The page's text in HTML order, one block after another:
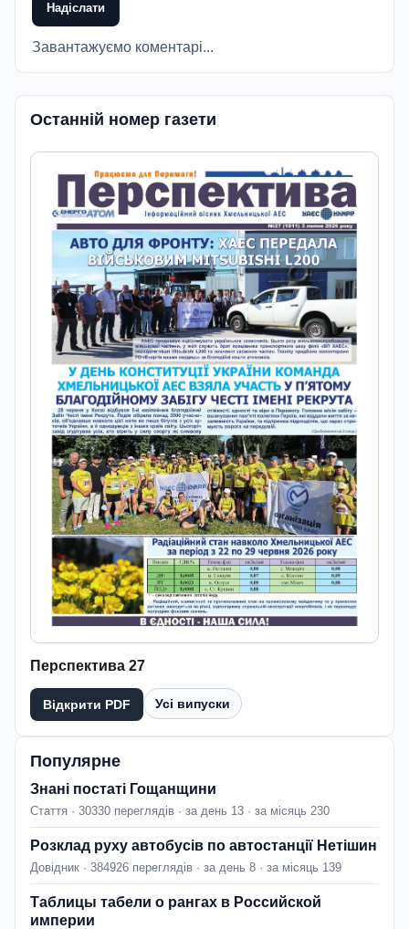
Надіслати
Завантажуємо коментарі...
Останній номер газети
Перспектива 27
Відкрити PDF Усі випуски
Популярне
Знані постаті Гощанщини
Стаття · 30330 переглядів · за день 13 · за місяць 230
Розклад руху автобусів по автостанції Нетішин
Довідник · 384926 переглядів · за день 8 · за місяць 139
Таблицы табели о рангах в Российской
империи